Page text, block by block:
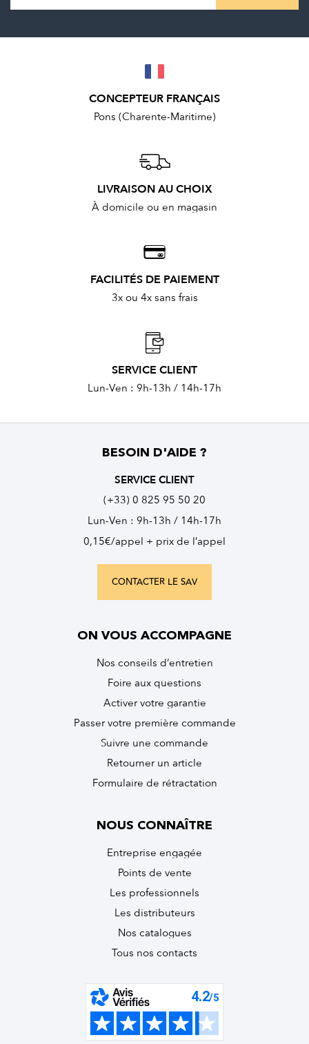
CONCEPTEUR FRANÇAIS
Pons (Charente-Maritime)
LIVRAISON AU CHOIX
À domicile ou en magasin
FACILITÉS DE PAIEMENT
3x ou 4x sans frais
SERVICE CLIENT
Lun-Ven : 9h-13h / 14h-17h
BESOIN D'AIDE ?
SERVICE CLIENT
(+33) 0 825 95 50 20
Lun-Ven : 9h-13h / 14h-17h
0,15€/appel + prix de l’appel
CONTACTER LE SAV
ON VOUS ACCOMPAGNE
Nos conseils d’entretien
Foire aux questions
Activer votre garantie
Passer votre première commande
Suivre une commande
Retourner un article
Formulaire de rétractation
NOUS CONNAÎTRE
Entreprise engagée
Points de vente
Les professionnels
Les distributeurs
Nos catalogues
Tous nos contacts